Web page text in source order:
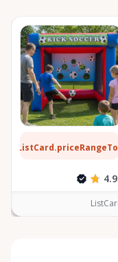
ListCard.priceRangeTo
4.9